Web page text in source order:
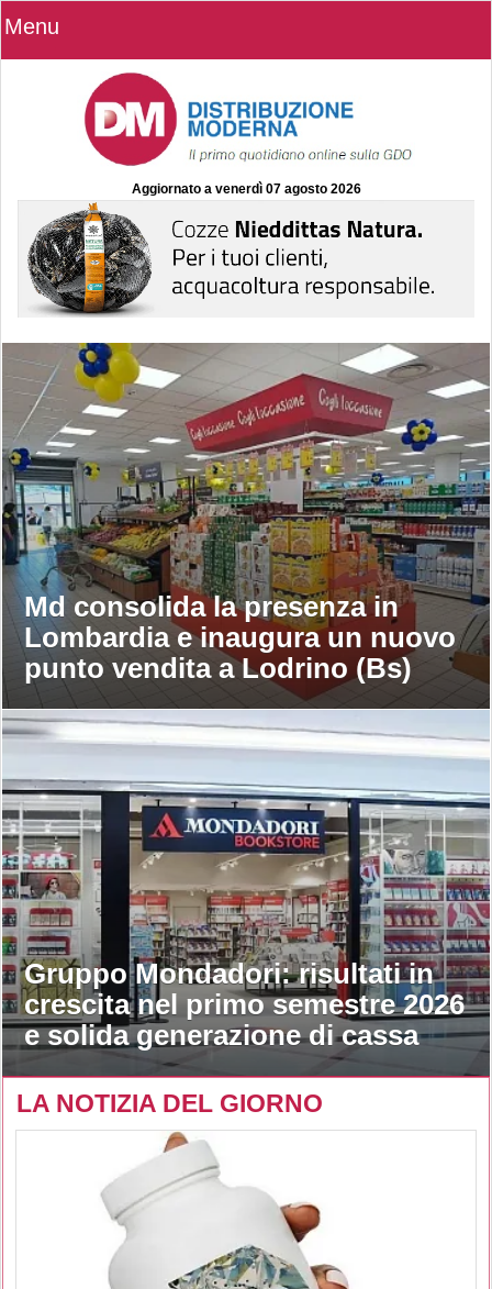
Menu
Aggiornato a venerdì 07 agosto 2026
Md consolida la presenza in
Lombardia e inaugura un nuovo
punto vendita a Lodrino (Bs)
Gruppo Mondadori: risultati in
crescita nel primo semestre 2026
e solida generazione di cassa
LA NOTIZIA DEL GIORNO